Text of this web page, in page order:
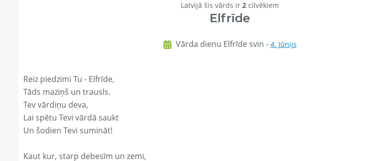
Latvijā šis vārds ir 2 cilvēkiem
Elfrīde
Vārda dienu Elfrīde svin - 4. Jūnijs
Reiz piedzimi Tu - Elfrīde,
Tāds maziņš un trausls.
Tev vārdiņu deva,
Lai spētu Tevi vārdā saukt
Un šodien Tevi sumināt!
Kaut kur, starp debesīm un zemi,